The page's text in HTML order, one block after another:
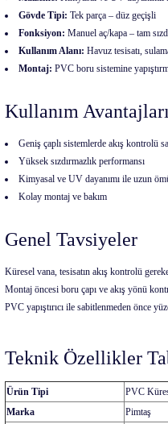
Gövde Tipi: Tek parça – düz geçişli
Fonksiyon: Manuel aç/kapa – tam
Kullanım Alanı: Havuz tesisatı,
Montaj: PVC boru sistemine
Kullanım Avantajları
Geniş çaplı sistemlerde akış kontrolü
Yüksek sızdırmazlık performansı
Kimyasal ve UV dayanımı ile uzun
Kolay montaj ve bakım
Genel Tavsiyeler
Küresel vana, tesisatın akış kontrolü
Montaj öncesi boru çapı ve akış yönü
PVC yapıştırıcı ile sabitlenmeden önce
Teknik Özellikler
Ürün Tipi
PVC
Marka
Pimtaş